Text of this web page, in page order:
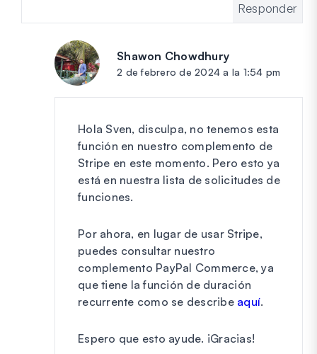
Responder
Shawon Chowdhury
2 de febrero de 2024 a la 1:54 pm
Hola Sven, disculpa, no tenemos esta
función en nuestro complemento de
Stripe en este momento. Pero esto ya
está en nuestra lista de solicitudes de
funciones.
Por ahora, en lugar de usar Stripe,
puedes consultar nuestro
complemento PayPal Commerce, ya
que tiene la función de duración
recurrente como se describe aquí.
Espero que esto ayude. ¡Gracias!